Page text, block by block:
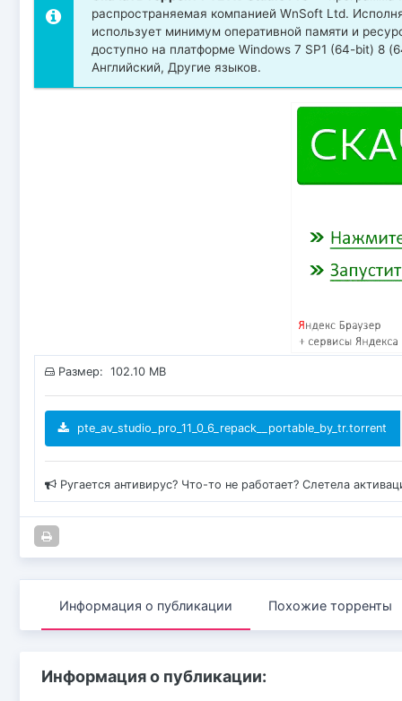
распространяемая компанией WnSoft Ltd.
использует минимум оперативной памяти и
доступно на платформе Windows 7 SP1 (64-bit) 8
Английский, Другие языков.
Размер: 102.10 MB
pte_av_studio_pro_11_0_6_repack__portable_by_tr.torrent
Ругается антивирус? Что-то не работает? Слетела
Информация о публикации Похожие торренты
Информация о публикации: